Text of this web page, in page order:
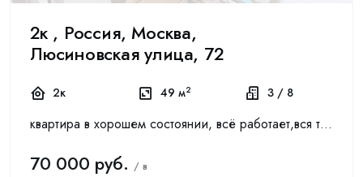
2к , Россия, Москва,
Люсиновская улица, 72
2к 49 м2 3 / 8
квартира в хорошем состоянии, всё работает,вся техника, рядом ТЦ Ереван Плата, дом корабль, Даниловский рынок и много магазинов и кафе в шаговой доступности, развитая инфраструктура, транспортная ...
70 000 руб. / в